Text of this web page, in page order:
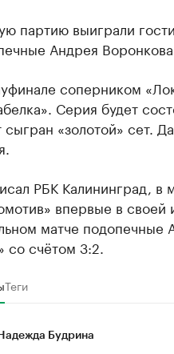
партию выиграли
Андрея
соперником
Серия будет
сыгран «золотой» сет.
РБК Калининград, в
впервые в своей
матче подопечные
со счётом 3:2.
Теги
Надежда Будрина